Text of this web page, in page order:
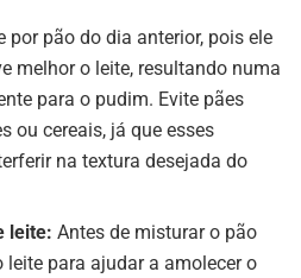
por pão do dia anterior, pois ele
melhor o leite, resultando numa
para o pudim. Evite pães
ou cereais, já que esses
na textura desejada do
leite: Antes de misturar o pão
leite para ajudar a amolecer o